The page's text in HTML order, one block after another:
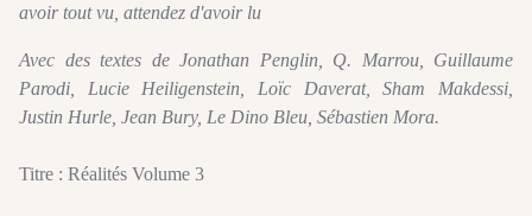
avoir tout vu, attendez d'avoir lu
Avec des textes de Jonathan Penglin, Q. Marrou, Guillaume
Parodi, Lucie Heiligenstein, Loïc Daverat, Sham Makdessi,
Justin Hurle, Jean Bury, Le Dino Bleu, Sébastien Mora.
Titre : Réalités Volume 3